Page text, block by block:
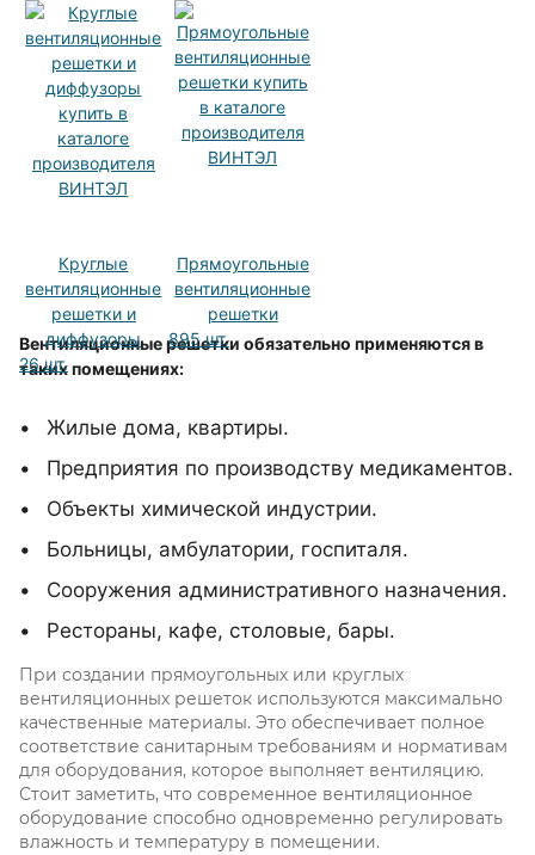
Круглые
вентиляционные
решетки и
диффузоры
26 шт.
Прямоугольные
вентиляционные
решетки
895 шт.
Вентиляционные решетки обязательно применяются в
таких помещениях:
Жилые дома, квартиры.
Предприятия по производству медикаментов.
Объекты химической индустрии.
Больницы, амбулатории, госпиталя.
Сооружения административного назначения.
Рестораны, кафе, столовые, бары.
При создании прямоугольных или круглых
вентиляционных решеток используются максимально
качественные материалы. Это обеспечивает полное
соответствие санитарным требованиям и нормативам
для оборудования, которое выполняет вентиляцию.
Стоит заметить, что современное вентиляционное
оборудование способно одновременно регулировать
влажность и температуру в помещении.